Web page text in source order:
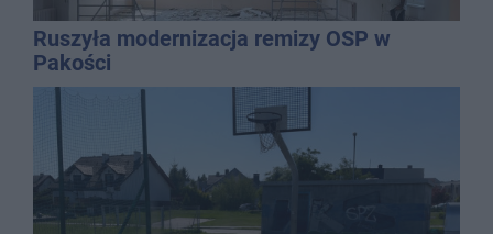
Ruszyła modernizacja remizy OSP w
Pakości